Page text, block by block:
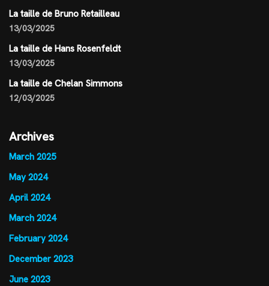
La taille de Bruno Retailleau
13/03/2025
La taille de Hans Rosenfeldt
13/03/2025
La taille de Chelan Simmons
12/03/2025
Archives
March 2025
May 2024
April 2024
March 2024
February 2024
December 2023
June 2023